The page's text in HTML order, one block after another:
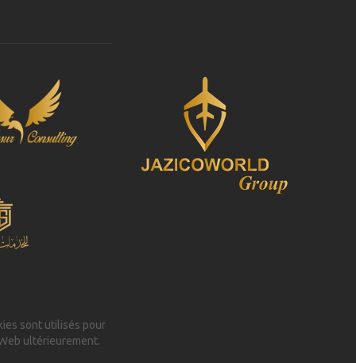
sont utilisés pour
ultérieurement.